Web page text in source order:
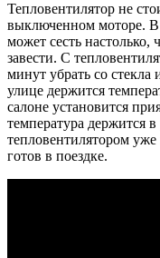
Тепловентилятор не
выключенном моторе. В
может сесть настолько,
завести. С
минут убрать со стекла
улице держится
салоне установится
температура держится
тепловентилятором уже
готов в поездке.